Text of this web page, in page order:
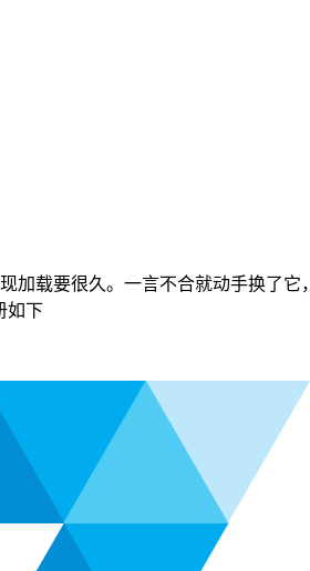
载要很久。一言不合就动手换了
如下